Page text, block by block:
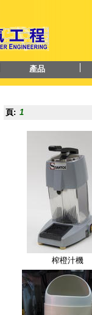
產品
頁: 1
榨橙汁機